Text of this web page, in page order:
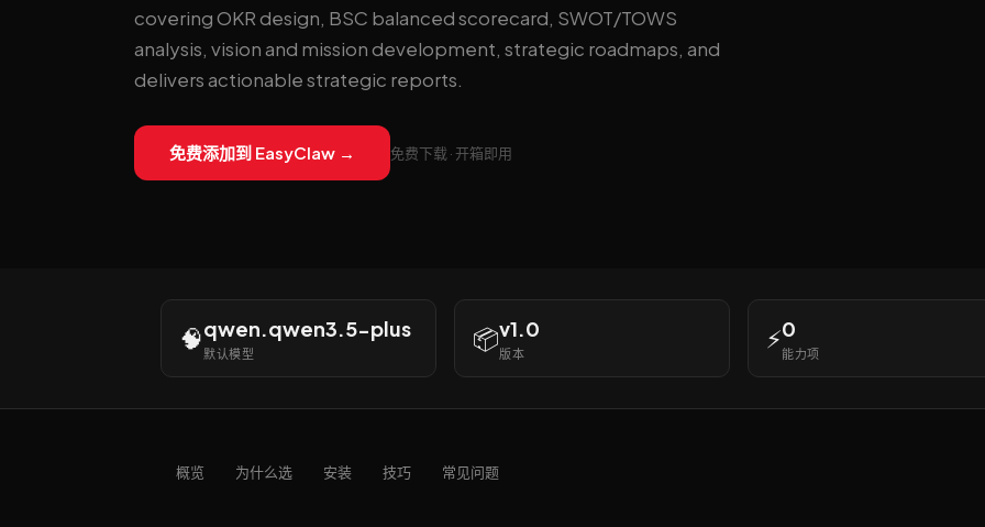
covering OKR design, BSC balanced scorecard, SWOT/TOWS
analysis, vision and mission development, strategic roadmaps, and
delivers actionable strategic reports.
免费添加到 EasyClaw → 免费下载 · 开箱即用
🧠qwen.qwen3.5-plus
默认模型
📦v1.0
版本
⚡0
能力项
概览 为什么选 安装 技巧 常见问题